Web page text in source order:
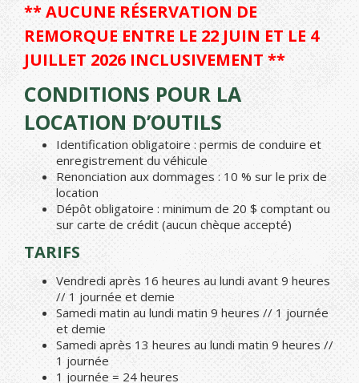
** AUCUNE RÉSERVATION DE
REMORQUE ENTRE LE 22 JUIN ET LE 4
JUILLET 2026 INCLUSIVEMENT **
CONDITIONS POUR LA
LOCATION D’OUTILS
Identification obligatoire : permis de conduire et
enregistrement du véhicule
Renonciation aux dommages : 10 % sur le prix de
location
Dépôt obligatoire : minimum de 20 $ comptant ou
sur carte de crédit (aucun chèque accepté)
TARIFS
Vendredi après 16 heures au lundi avant 9 heures
// 1 journée et demie
Samedi matin au lundi matin 9 heures // 1 journée
et demie
Samedi après 13 heures au lundi matin 9 heures //
1 journée
1 journée = 24 heures